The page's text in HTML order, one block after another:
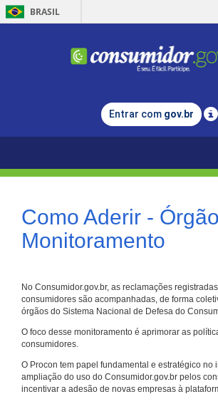
BRASIL
Entrar com gov.br
Como Aderir -
Monitoramento
No Consumidor.gov.br, as reclamações
consumidores são acompanhadas, de forma
órgãos do Sistema Nacional de Defesa do
O foco desse monitoramento é aprimorar as
consumidores.
O Procon tem papel fundamental e estratégico no
ampliação do uso do Consumidor.gov.br pelos
incentivar a adesão de novas empresas à